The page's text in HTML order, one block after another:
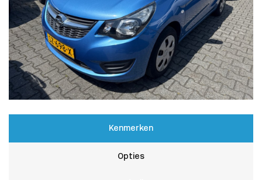
Kenmerken
Opties